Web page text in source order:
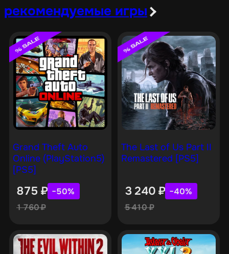
рекомендуемые игры
Grand Theft Auto
Online (PlayStation5)
[PS5]
875 ₽ −50%
1 760₽
The Last of Us Part II
Remastered [PS5]
3 240 ₽ −40%
5 410₽